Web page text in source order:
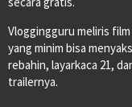
Vloggingguru meliris
yang minim bisa
rebahin, layarkaca 21,
trailernya.